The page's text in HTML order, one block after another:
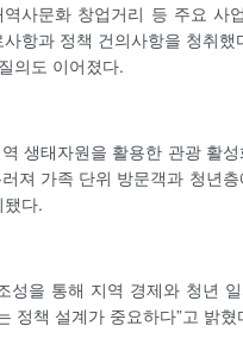
사문화 창업거리 등 주요 사
항과 정책 건의사항을 청취
의도 이어졌다.
생태자원을 활용한 관광 활
져 가족 단위 방문객과 청년
다.
성을 통해 지역 경제와 청년
정책 설계가 중요하다”고 밝혔